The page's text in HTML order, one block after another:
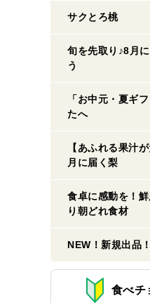
サクとろ桃
旬を先取り♪8月
う
「お中元・夏ギ
たへ
【あふれる果汁
月に届く梨
食卓に感動を！
り朝どれ食材
NEW！新規出品！
食べチ